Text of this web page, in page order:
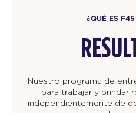
¿QUÉ ES
Nuestro programa de
para trabajar y brindar
independientemente de